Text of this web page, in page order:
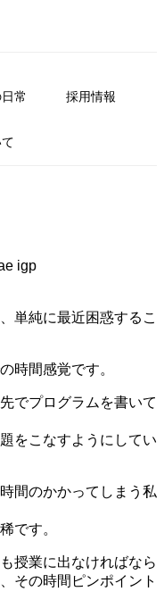
常 採用情報
igp
単純に最近困惑するこ
時間感覚です。
でプログラムを書いて
をこなすようにしてい
間のかかってしまう私
です。
授業に出なければなら
その時間ピンポイント